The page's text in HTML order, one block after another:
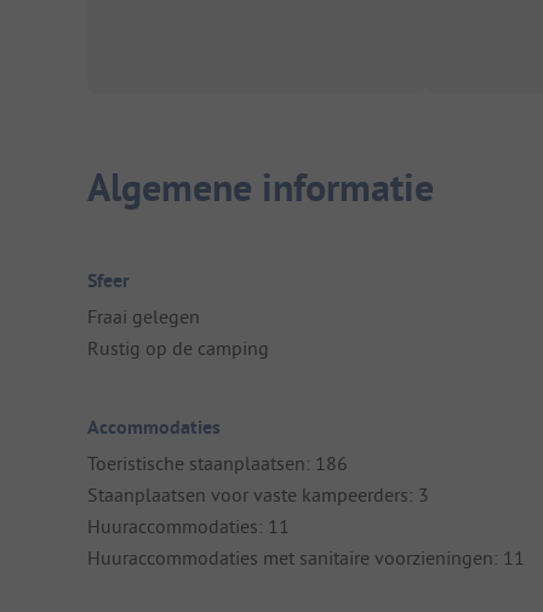
Algemene informatie
Sfeer
Fraai gelegen
Rustig op de camping
Accommodaties
Toeristische staanplaatsen: 186
Staanplaatsen voor vaste kampeerders: 3
Huuraccommodaties: 11
Huuraccommodaties met sanitaire voorzieningen: 11